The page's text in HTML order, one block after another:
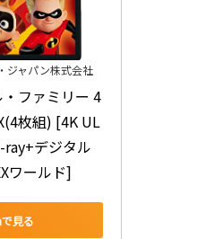
ジャパン株式会社
ファミリー 4
枚組) [4K UL
デジタル
ワールド]
見る